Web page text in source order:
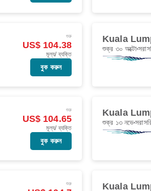
শুরু
US$ 104.38
মূল্য/ ব্যক্তি
বুক করুন
Kuala
শুক্র ৩০ অক্টো
শুরু
US$ 104.65
মূল্য/ ব্যক্তি
বুক করুন
Kuala
শুক্র ১৩ নভে
শুরু Kuala